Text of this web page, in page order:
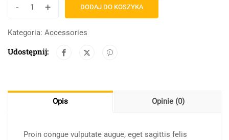
- + DODAJ DO KOSZYKA
Kategoria: Accessories
Udostępnij:
Opis Opinie (0)
Proin congue vulputate augue, eget sagittis felis